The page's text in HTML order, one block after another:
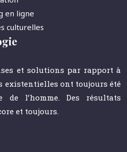
en ligne
culturelles
et solutions par rapport à
existentielles ont toujours été
l’homme. Des résultats
et toujours.